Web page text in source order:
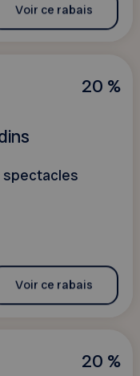
Voir ce rabais
20 %
spectacles
Voir ce rabais
20 %